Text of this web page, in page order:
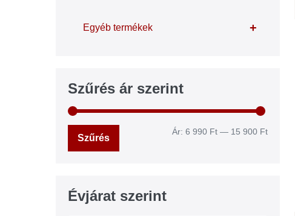
+
Egyéb termékek
Szűrés ár szerint
Szűrés
Ár: 6 990 Ft— 15 900 Ft
Évjárat szerint